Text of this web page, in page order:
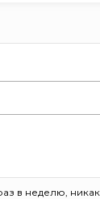
в неделю,